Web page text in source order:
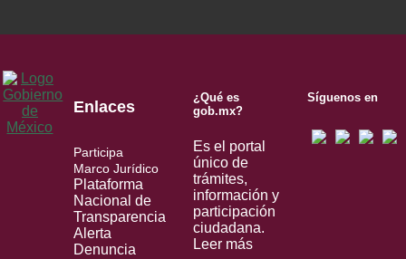
Enlaces
Participa
Marco Jurídico
Plataforma
Nacional de
Transparencia
Alerta
Denuncia
¿Qué es
gob.mx?
Es el portal
único de
trámites,
información y
participación
ciudadana.
Leer más
Síguenos en